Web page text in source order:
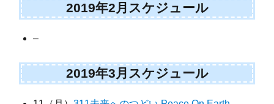
2019年2月スケジュール
–
2019年3月スケジュール